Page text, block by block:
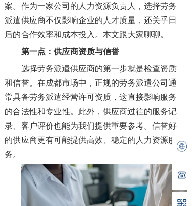
案。作为一家公司的人力资源负责人，选择劳务
派遣供应商不仅影响企业的人才质量，还关乎日
后的合作效率和成本投入。本文跟大家聊聊。
第一点：供应商资质与信誉
选择劳务派遣供应商的第一步就是检查资质
和信誉。在成都市场中，正规的劳务派遣公司通
常具备劳务派遣经营许可资质，这直接影响服务
的合法性和专业性。此外，供应商过往的服务记
录、客户评价也能为我们提供重要参考。信誉好
的供应商更有可能提供高效、稳定的人力资源服
务。